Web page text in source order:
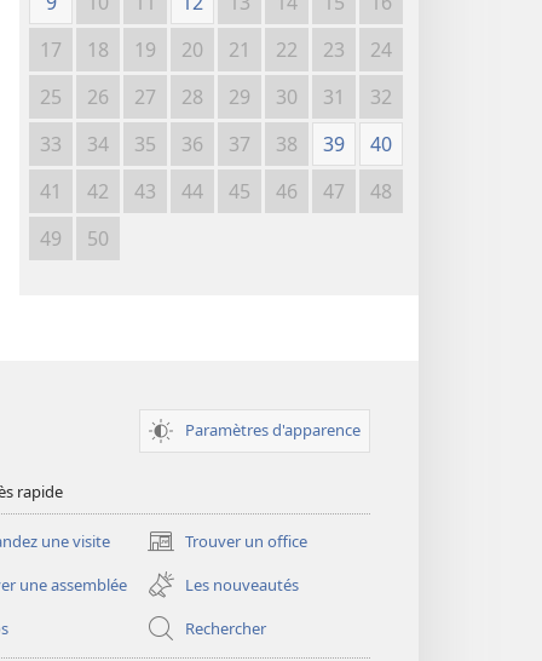
17
18 19 20 21 22 23
24
25
26 27 28 29 30 31
32
33
34 35 36 37 38 39
40
41
42 43 44 45 46 47
48
49
50
Paramètres d'apparence
rapide
une visite Trouver un office
(ouvre
une
nouvelle
fenêtre)
une assemblée
Les nouveautés
Rechercher